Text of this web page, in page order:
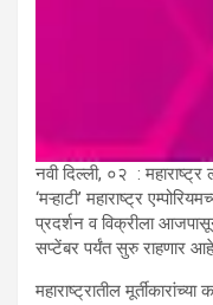
नवी दिल्ली, ०२ : महाराष्ट्र
‘मऱ्‍हाटी’ महाराष्ट्र
प्रदर्शन व विक्रीला
सप्टेंबर पर्यंत सुरु राहणार
महाराष्ट्रातील